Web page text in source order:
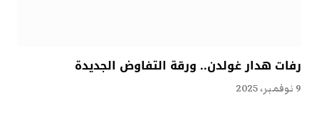
رفات هدار غولدن.. ورقة التفاوض الجديدة
9 نوفمبر، 2025